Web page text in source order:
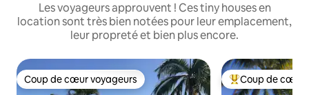
Les voyageurs approuvent ! Ces tiny houses en
location sont très bien notées pour leur emplacement,
leur propreté et bien plus encore.
Coup de cœur voyageurs
Coup de cœur voyageurs Coups de cœur
Coup de cœur